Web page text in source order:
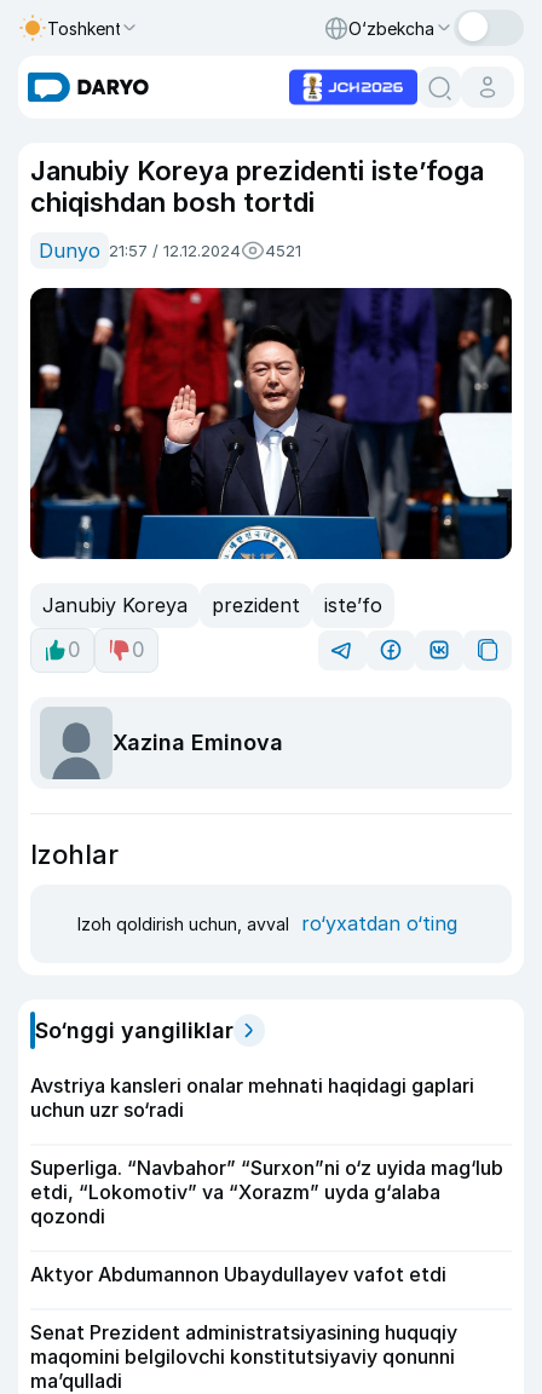
Toshkent O‘zbekcha
Janubiy Koreya prezidenti iste’foga
chiqishdan bosh tortdi
Dunyo 21:57 / 12.12.2024 4521
Janubiy Koreya prezident
iste’fo
0
0
Xazina Eminova
Izohlar
Izoh qoldirish uchun, avval ro‘yxatdan o‘ting
So‘nggi yangiliklar
Avstriya kansleri onalar mehnati haqidagi gaplari
uchun uzr so‘radi
Superliga. “Navbahor” “Surxon”ni o‘z uyida mag‘lub
etdi, “Lokomotiv” va “Xorazm” uyda g‘alaba
qozondi
Aktyor Abdu­mannon Ubaydullayev vafot etdi
Senat Prezident administratsiyasining huquqiy
maqomini belgilovchi konstitutsiyaviy qonunni
ma’qulladi